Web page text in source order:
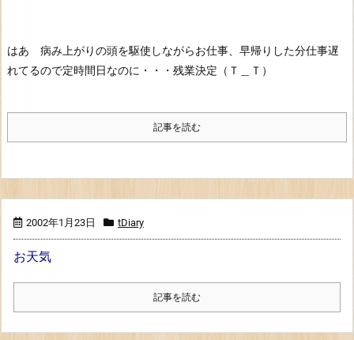
はあ 病み上がりの頭を駆使しながらお仕事、早帰りした分仕事遅
れてるので定時間日なのに・・・残業決定（Ｔ＿Ｔ）
記事を読む
2002年1月23日 tDiary
お天気
記事を読む